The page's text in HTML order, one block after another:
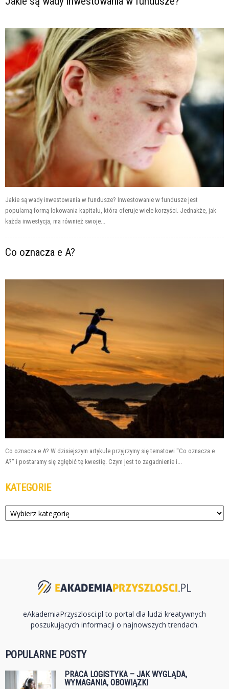
Jakie są wady inwestowania w fundusze? Inwestowanie w fundusze jest
popularną formą lokowania kapitału, która oferuje wiele korzyści. Jednakże, jak
każda inwestycja, ma również swoje...
Co oznacza e A?
Co oznacza e A? W dzisiejszym artykule przyjrzymy się tematowi "Co oznacza e
A?" i postaramy się zgłębić tę kwestię. Czym jest to zagadnienie i...
KATEGORIE
Kategorie
eAkademiaPrzyszlosci.pl to portal dla ludzi kreatywnych
poszukujących informacji o najnowszych trendach.
POPULARNE POSTY
PRACA LOGISTYKA – JAK WYGLĄDA,
WYMAGANIA, OBOWIĄZKI